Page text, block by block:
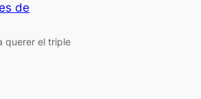
de
querer el triple